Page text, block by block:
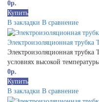
0р.
Купить
В закладки В сравнение
Электроизоляционная
Электроизоляционная
условиях высокой
0р.
Купить
В закладки В сравнение